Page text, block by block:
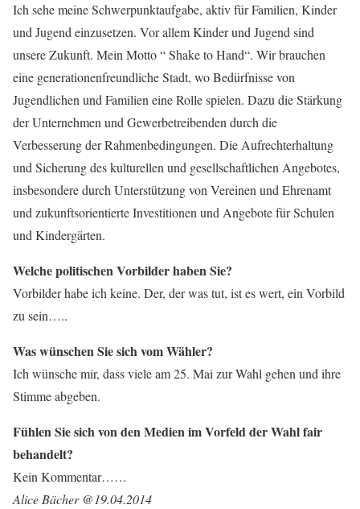
Ich sehe meine Schwerpunktaufgabe, aktiv für Familien, Kinder
und Jugend einzusetzen. Vor allem Kinder und Jugend sind
unsere Zukunft. Mein Motto “ Shake to Hand“. Wir brauchen
eine generationenfreundliche Stadt, wo Bedürfnisse von
Jugendlichen und Familien eine Rolle spielen. Dazu die Stärkung
der Unternehmen und Gewerbetreibenden durch die
Verbesserung der Rahmenbedingungen. Die Aufrechterhaltung
und Sicherung des kulturellen und gesellschaftlichen Angebotes,
insbesondere durch Unterstützung von Vereinen und Ehrenamt
und zukunftsorientierte Investitionen und Angebote für Schulen
und Kindergärten.
Welche politischen Vorbilder haben Sie?
Vorbilder habe ich keine. Der, der was tut, ist es wert, ein Vorbild
zu sein…..
Was wünschen Sie sich vom Wähler?
Ich wünsche mir, dass viele am 25. Mai zur Wahl gehen und ihre
Stimme abgeben.
Fühlen Sie sich von den Medien im Vorfeld der Wahl fair
behandelt?
Kein Kommentar……
Alice Bächer @19.04.2014